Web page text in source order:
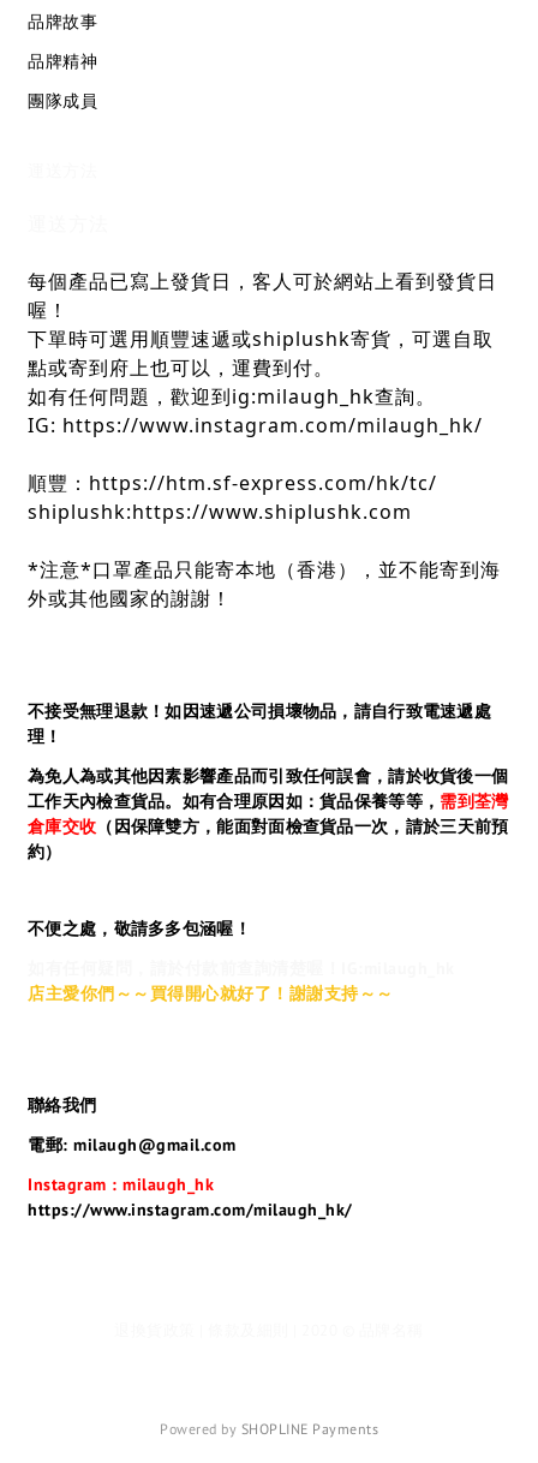
品牌故事
品牌精神
團隊成員
每個產品已寫上發貨日，客人可於網站上看到發貨日
喔！
下單時可選用順豐速遞或shiplushk寄貨，可選自取
點或寄到府上也可以，運費到付。
如有任何問題，歡迎到ig:milaugh_hk查詢。
IG: https://www.instagram.com/milaugh_hk/
順豐：https://htm.sf-express.com/hk/tc/
shiplushk:https://www.shiplushk.com
*注意*口罩產品只能寄本地（香港），並不能寄到海
外或其他國家的謝謝！
不接受無理退款！如因速遞公司損壞物品，請自行致電速遞處
理！
為免人為或其他因素影響產品而引致任何誤會，請於收貨後一個
工作天內檢查貨品。如有合理原因如：貨品保養等等， 需到荃灣
倉庫交收 （因保障雙方，能面對面檢查貨品一次，請於三天前預
約）
不便之處，敬請多多包涵喔！
店主愛你們～～買得開心就好了！謝謝支持～～
聯絡我們
電郵: milaugh@gmail.com
Instagram : milaugh_hk
https://www.instagram.com/milaugh_hk/
Powered by SHOPLINE Payments